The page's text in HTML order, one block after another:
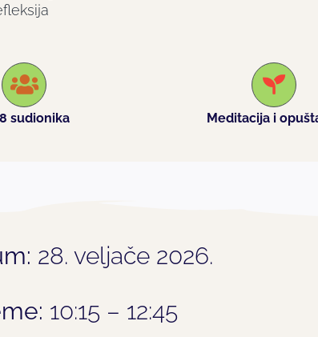
sudionika Meditacija i
28. veljače 2026.
10:15 – 12:45